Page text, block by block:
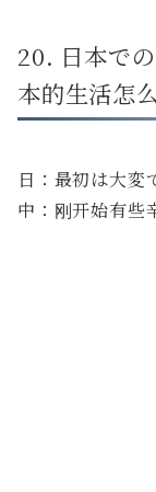
20. 日本で
本的生活怎
日：最初は大変
中：刚开始有些